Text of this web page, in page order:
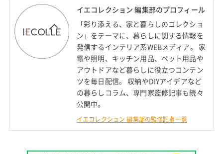
イエコレクション 編集部のプロフィール
「彩り添える、家と暮らしのコレクショ
ン」をテーマに、暮らしに関する情報を
発信するインテリア系WEBメディア。 家
電や照明、キッチン用品、ペット用品や
アウトドアなど暮らしに役立つコンテン
ツを毎日配信。 収納やDIYアイデアなど
の暮らしコラム、専門家監修記事も続々
公開中。
イエコレクション 編集部の監修記事一覧